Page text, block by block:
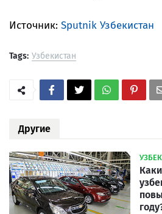
Источник: Sputnik Узбекистан
Tags: Узбекистан
Другие